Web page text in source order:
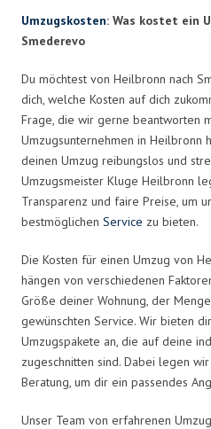
Umzugskosten: Was kostet ein
Smederevo
Du möchtest von Heilbronn nach
dich, welche Kosten auf dich
Frage, die wir gerne beantworten
Umzugsunternehmen in
deinen Umzug reibungslos und
Umzugsmeister Kluge Heilbronn
Transparenz und faire Preise, um
bestmöglichen Service zu bieten.
Die Kosten für einen Umzug von
hängen von verschiedenen
Größe deiner Wohnung, der
gewünschten Service. Wir bieten
Umzugspakete an, die auf deine
zugeschnitten sind. Dabei legen
Beratung, um dir ein passendes
Unser Team von erfahrenen